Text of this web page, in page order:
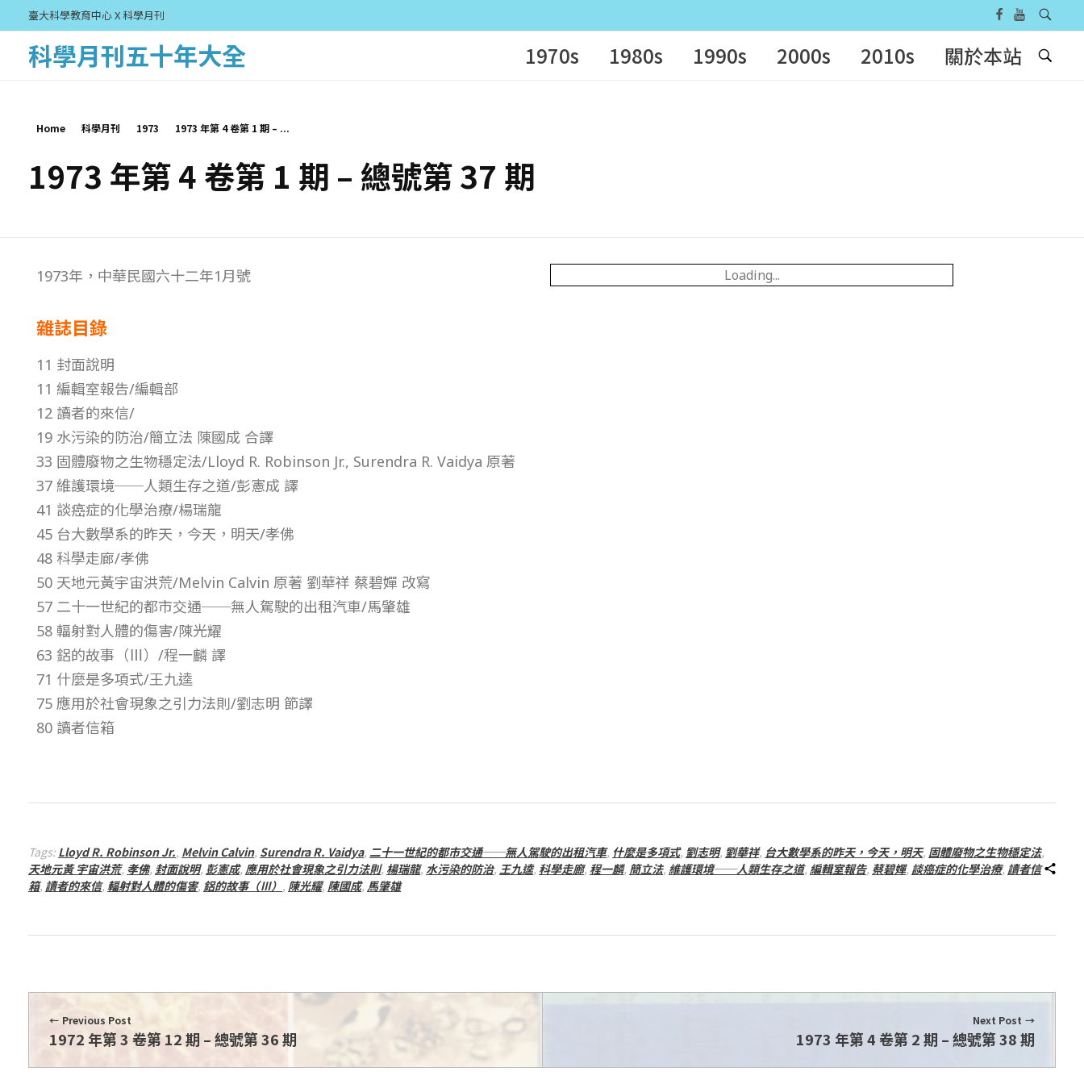
臺大科學教育中心 X 科學月刊
科學月刊五十年大全 1970s 1980s 1990s 2000s 2010s 關於本站
Home 科學月刊 1973 1973 年第 4 卷第 1 期 – ...
1973 年第 4 卷第 1 期 – 總號第 37 期
1
7
3
年
第
4
卷
第
1
期
–
總
號
第
3
期
1973年，中華民國六十二年1月號
雜誌目錄
11 封面說明
11 編輯室報告/編輯部
12 讀者的來信/
19 水污染的防治/簡立法 陳國成 合譯
33 固體廢物之生物穩定法/Lloyd R. Robinson Jr., Surendra R. Vaidya 原著
37 維護環境──人類生存之道/彭憲成 譯
41 談癌症的化學治療/楊瑞龍
45 台大數學系的昨天，今天，明天/孝佛
48 科學走廊/孝佛
50 天地元黃宇宙洪荒/Melvin Calvin 原著 劉華祥 蔡碧嬋 改寫
57 二十一世紀的都市交通──無人駕駛的出租汽車/馬肇雄
58 輻射對人體的傷害/陳光耀
63 鋁的故事（Ⅲ）/程一麟 譯
71 什麼是多項式/王九逵
75 應用於社會現象之引力法則/劉志明 節譯
80 讀者信箱
Loading...
Tags:Lloyd R. Robinson Jr., Melvin Calvin, Surendra R. Vaidya, 二十一世紀的都市交通──無人駕駛的出租汽車, 什麼是多項式, 劉志明, 劉華祥, 台大數學系的昨天，今天，明天, 固體廢物之生物穩定法,
天地元黃 宇宙洪荒, 孝佛, 封面說明, 彭憲成, 應用於社會現象之引力法則, 楊瑞龍, 水污染的防治, 王九逵, 科學走廊, 程一麟, 簡立法, 維護環境──人類生存之道, 編輯室報告, 蔡碧嬋, 談癌症的化學治療, 讀者信
箱, 讀者的來信, 輻射對人體的傷害, 鋁的故事（Ⅲ） , 陳光耀, 陳國成, 馬肇雄
Previous Post
1972 年第 3 卷第 12 期 – 總號第 36 期
Next Post
1973 年第 4 卷第 2 期 – 總號第 38 期